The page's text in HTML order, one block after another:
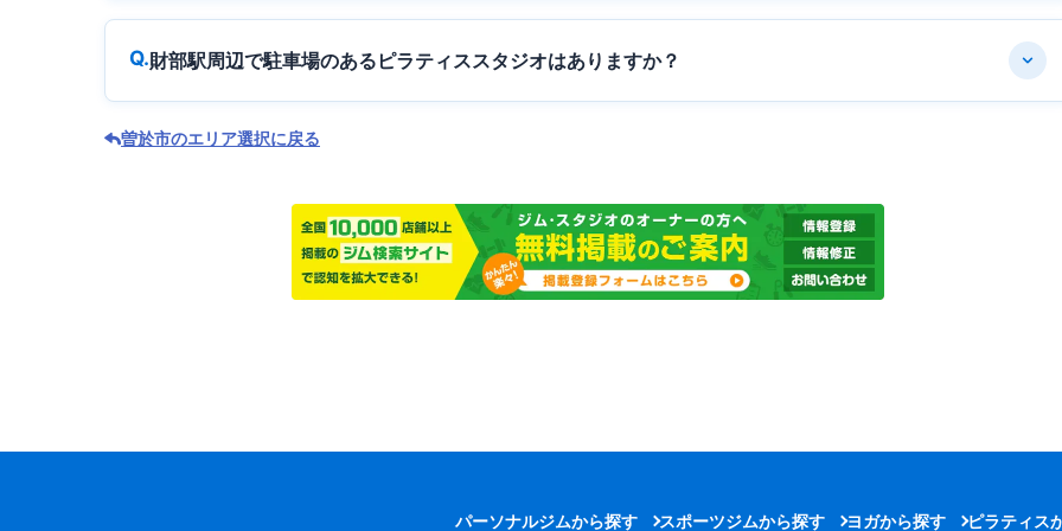
財部駅周辺で駐車場のあるピラティススタジオはありますか？
曽於市のエリア選択に戻る
パーソナルジムから探す スポーツジムから探す ヨガから探す ピラティス